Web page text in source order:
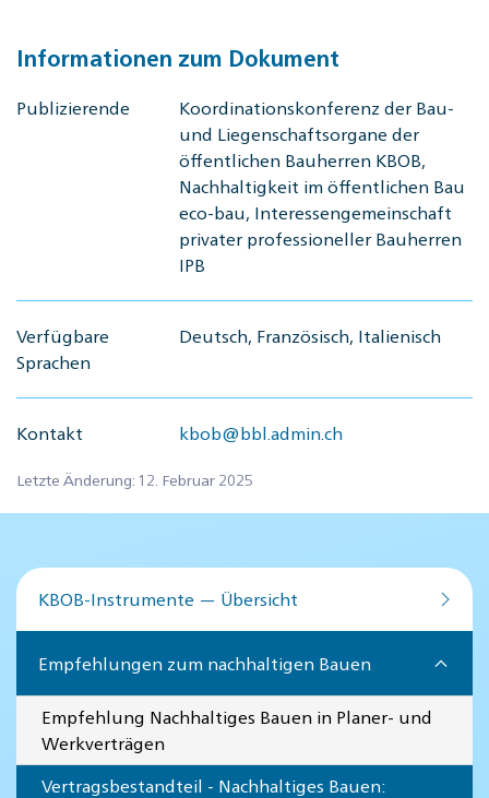
Informationen zum Dokument
Publizierende
Koordinationskonferenz der Bau-
und Liegenschaftsorgane der
öffentlichen Bauherren KBOB,
Nachhaltigkeit im öffentlichen Bau
eco-bau, Interessengemeinschaft
privater professioneller Bauherren
IPB
Verfügbare
Sprachen
Deutsch, Französisch, Italienisch
Kontakt kbob@bbl.admin.ch
Letzte Änderung: 12. Februar 2025
KBOB-Instrumente — Übersicht
Empfehlungen zum nachhaltigen Bauen
Empfehlung Nachhaltiges Bauen in Planer- und
Werkverträgen
Vertragsbestandteil - Nachhaltiges Bauen: